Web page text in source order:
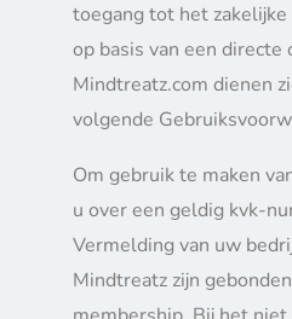
toegang tot het
op basis van een
Mindtreatz.com dienen
volgende
Om gebruik te maken
u over een geldig kvk-
Vermelding van uw
Mindtreatz zijn